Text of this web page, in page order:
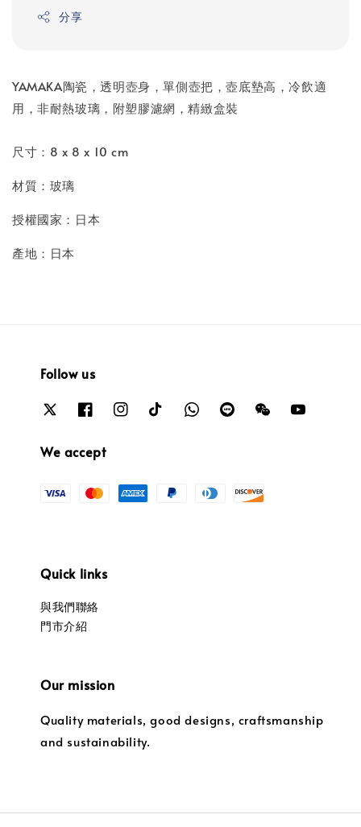
分享
YAMAKA陶瓷，透明壺身，單側壺把，壺底墊高，冷飲適
用，非耐熱玻璃，附塑膠濾網，精緻盒裝
尺寸：8 x 8 x 10 cm
材質：玻璃
授權國家：日本
產地：日本
Follow us
We accept
Quick links
與我們聯絡
門市介紹
Our mission
Quality materials, good designs, craftsmanship
and sustainability.